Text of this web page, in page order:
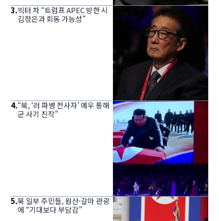
3.빅터 차 “트럼프 APEC 방한 시
김정은과 회동 가능성”
4.“북, ‘러 파병 전사자’ 예우 통해
군 사기 진작”
5.북 일부 주민들, 원산·갈마 관광
에 “기대보다 부담감”